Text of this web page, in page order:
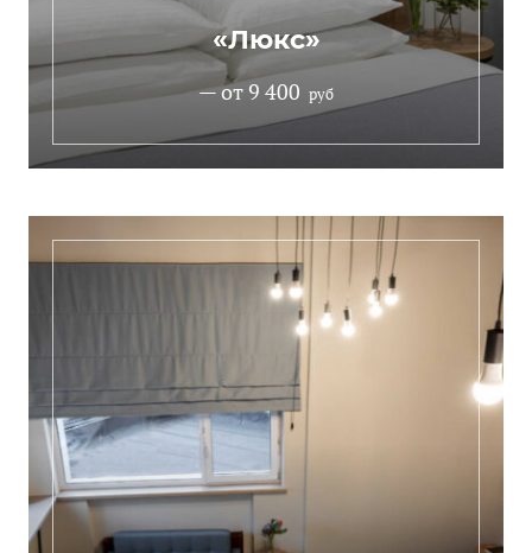
«Люкс»
— от 9 400 руб